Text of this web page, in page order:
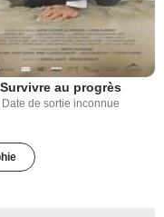
Survivre au progrès
Date de sortie inconnue